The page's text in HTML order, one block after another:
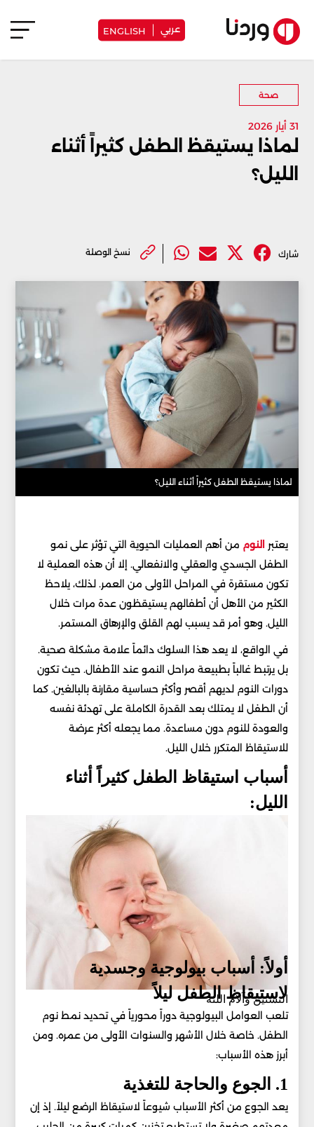
عربي ENGLISH
صحة
31 أيار 2026
لماذا يستيقظ الطفل كثيراً أثناء
الليل؟
شارك نسخ الوصلة
لماذا يستيقظ الطفل كثيراً أثناء الليل؟
يعتبر النوم من أهم العمليات الحيوية التي تؤثر على نمو
الطفل الجسدي والعقلي والانفعالي. إلا أن هذه العملية لا
تكون مستقرة في المراحل الأولى من العمر. لذلك، يلاحظ
الكثير من الأهل أن أطفالهم يستيقظون عدة مرات خلال
الليل. وهو أمر قد يسبب لهم القلق والإرهاق المستمر.
في الواقع، لا يعد هذا السلوك دائماً علامة مشكلة صحية.
بل يرتبط غالباً بطبيعة مراحل النمو عند الأطفال. حيث تكون
دورات النوم لديهم أقصر وأكثر حساسية مقارنة بالبالغين. كما
أن الطفل لا يمتلك بعد القدرة الكاملة على تهدئة نفسه
والعودة للنوم دون مساعدة. مما يجعله أكثر عرضة
للاستيقاظ المتكرر خلال الليل.
أسباب استيقاظ الطفل كثيراً أثناء
الليل:
التسنين وآلام اللثة
أولاً: أسباب بيولوجية وجسدية
لاستيقاظ الطفل ليلاً
تلعب العوامل البيولوجية دوراً محورياً في تحديد نمط نوم
الطفل. خاصة خلال الأشهر والسنوات الأولى من عمره. ومن
أبرز هذه الأسباب:
1. الجوع والحاجة للتغذية
يعد الجوع من أكثر الأسباب شيوعاً لاستيقاظ الرضع ليلاً. إذ إن